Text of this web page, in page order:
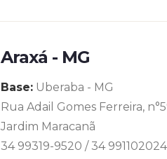
Araxá - MG
Base: Uberaba - MG
Rua Adail Gomes Ferreira,
Jardim Maracanã
34 99319-9520 / 34 991102024